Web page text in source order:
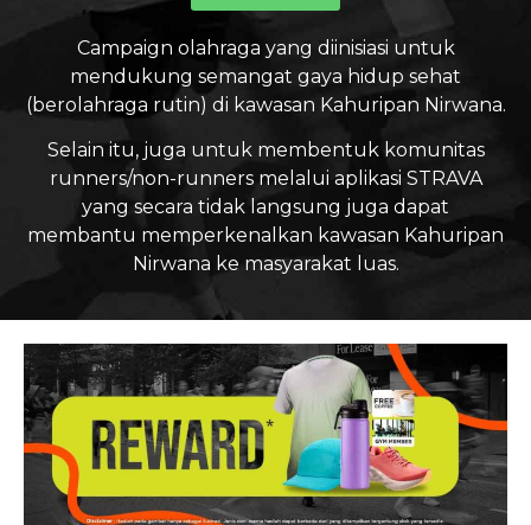
Campaign olahraga yang diinisiasi untuk
mendukung semangat gaya hidup sehat
(berolahraga rutin) di kawasan Kahuripan Nirwana.
Selain itu, juga untuk membentuk komunitas
runners/non-runners melalui aplikasi STRAVA
yang secara tidak langsung juga dapat
membantu memperkenalkan kawasan Kahuripan
Nirwana ke masyarakat luas.